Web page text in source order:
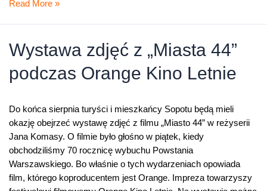
Dziś
44
Read More »
Wystawa zdjęć z „Miasta 44”
podczas Orange Kino Letnie
Do końca sierpnia turyści i mieszkańcy Sopotu będą mieli
okazję obejrzeć wystawę zdjęć z filmu „Miasto 44” w reżyserii
Jana Komasy. O filmie było głośno w piątek, kiedy
obchodziliśmy 70 rocznicę wybuchu Powstania
Warszawskiego. Bo właśnie o tych wydarzeniach opowiada
film, którego koproducentem jest Orange. Impreza towarzyszy